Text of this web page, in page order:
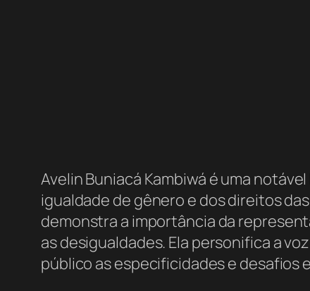
Avelin Buniacá Kambiwá é uma
igualdade de gênero e dos direitos
demonstra a importância da
as desigualdades. Ela personifica a
público as especificidades e